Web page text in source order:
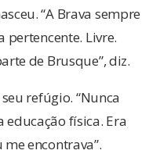
“A Brava sempre
pertencente. Livre.
de Brusque”, diz.
refúgio. “Nunca
educação física. Era
encontrava”.